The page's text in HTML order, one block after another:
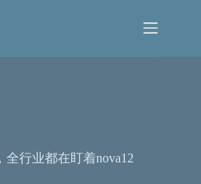
全行业都在盯着nova12